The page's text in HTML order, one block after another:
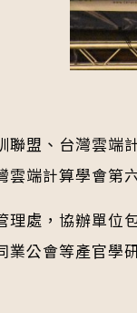
盟、台灣雲
端計算學會第
處，協辦單
公會等產官